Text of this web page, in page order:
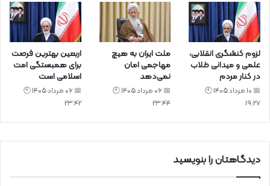
لزوم کنشگری انقلابی،
علمی و میدانی طلاب
در کنار مردم
📅 10 مرداد 1405 🕙
19:27
ملت ایران به هیچ
مهاجمی امان
نمی‌دهد
📅 06 مرداد 1405 🕙
23:44
اربعین بهترین فرصت
برای همبستگی امت
اسلامی است
📅 06 مرداد 1405 🕙
23:42
دیدگاهتان را بنویسید